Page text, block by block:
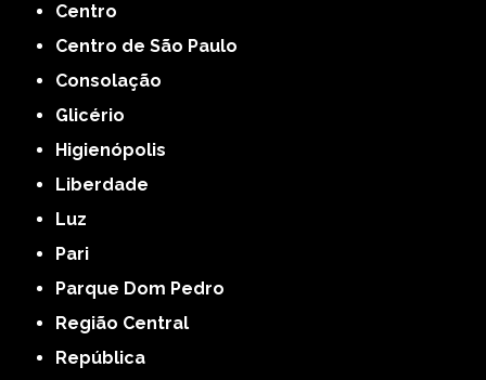
Centro
Centro de São Paulo
Consolação
Glicério
Higienópolis
Liberdade
Luz
Pari
Parque Dom Pedro
Região Central
República